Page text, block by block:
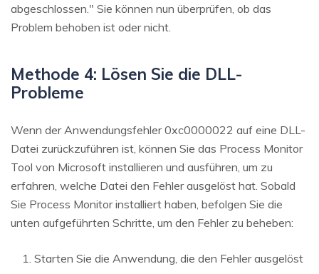
abgeschlossen." Sie können nun überprüfen, ob das
Problem behoben ist oder nicht.
Methode 4: Lösen Sie die DLL-
Probleme
Wenn der Anwendungsfehler 0xc0000022 auf eine DLL-
Datei zurückzuführen ist, können Sie das Process Monitor
Tool von Microsoft installieren und ausführen, um zu
erfahren, welche Datei den Fehler ausgelöst hat. Sobald
Sie Process Monitor installiert haben, befolgen Sie die
unten aufgeführten Schritte, um den Fehler zu beheben:
Starten Sie die Anwendung, die den Fehler ausgelöst